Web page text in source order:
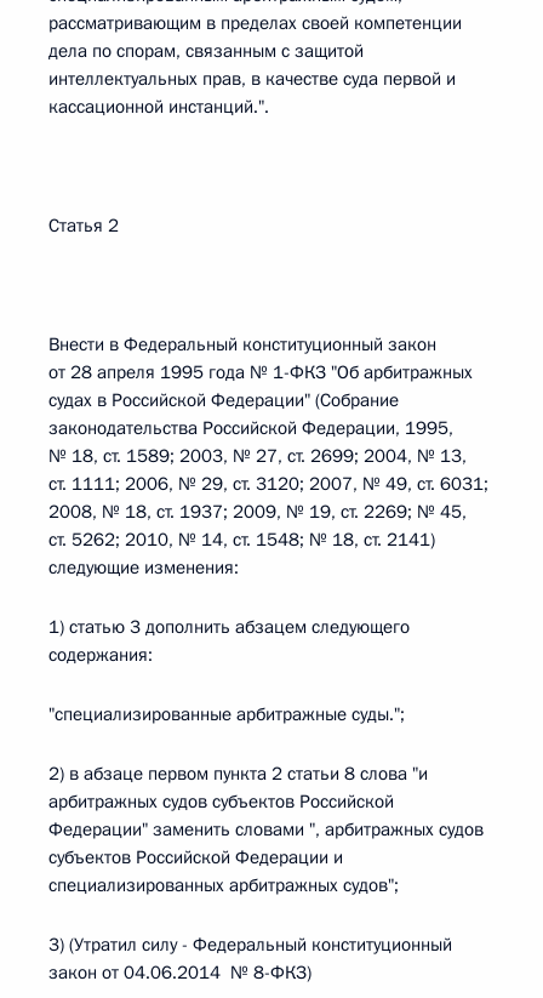
рассматривающим в пределах своей компетенции
дела по спорам, связанным с защитой
интеллектуальных прав, в качестве суда первой и
кассационной инстанций.".
Статья 2
Внести в Федеральный конституционный закон
от 28 апреля 1995 года № 1-ФКЗ "Об арбитражных
судах в Российской Федерации" (Собрание
законодательства Российской Федерации, 1995,
№ 18, ст. 1589; 2003, № 27, ст. 2699; 2004, № 13,
ст. 1111; 2006, № 29, ст. 3120; 2007, № 49, ст. 6031;
2008, № 18, ст. 1937; 2009, № 19, ст. 2269; № 45,
ст. 5262; 2010, № 14, ст. 1548; № 18, ст. 2141)
следующие изменения:
1) статью 3 дополнить абзацем следующего
содержания:
"специализированные арбитражные суды.";
2) в абзаце первом пункта 2 статьи 8 слова "и
арбитражных судов субъектов Российской
Федерации" заменить словами ", арбитражных судов
субъектов Российской Федерации и
специализированных арбитражных судов";
3) (Утратил силу - Федеральный конституционный
закон от 04.06.2014 № 8-ФКЗ)